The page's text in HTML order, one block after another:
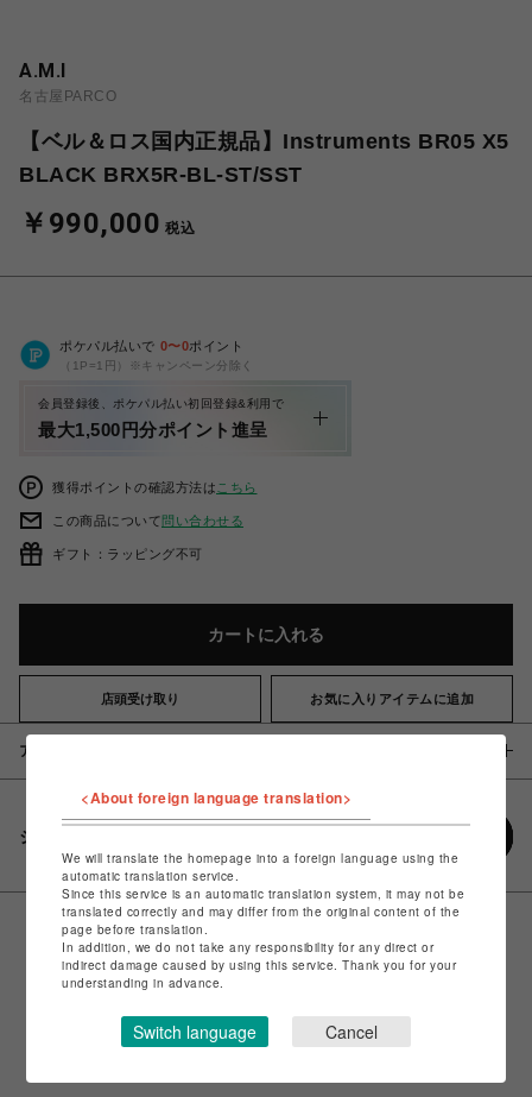
A.M.I
名古屋PARCO
【ベル＆ロス国内正規品】Instruments BR05 X5
BLACK BRX5R-BL-ST/SST
￥990,000 税込
ポケパル払いで 0〜0ポイント
（1P=1円）※キャンペーン分除く
会員登録後、ポケパル払い初回登録&利用で
最大1,500円分ポイント進呈
獲得ポイントの確認方法は こちら
この商品について問い合わせる
ギフト：ラッピング不可
カートに入れる
店頭受け取り お気に入りアイテムに追加
アイテム説明 / 素材
シェアする
<About foreign language translation>
We will translate the homepage into a foreign language using the
automatic translation service.
Since this service is an automatic translation system, it may not be
translated correctly and may differ from the original content of the
page before translation.
In addition, we do not take any responsibility for any direct or
indirect damage caused by using this service. Thank you for your
understanding in advance.
Switch language Cancel